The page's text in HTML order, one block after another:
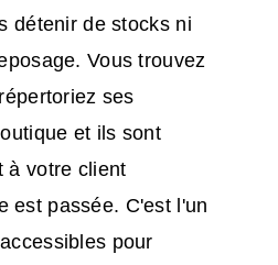
détenir de stocks ni
Vous trouvez
ses
et ils sont
à votre client
est passée. C'est l'un
pour